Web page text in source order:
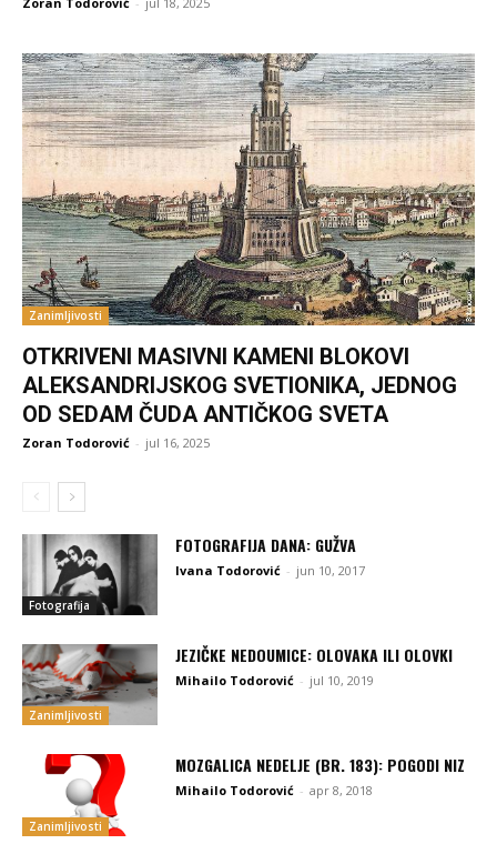
Zanimljivosti
OTKRIVENI MASIVNI KAMENI BLOKOVI
ALEKSANDRIJSKOG SVETIONIKA, JEDNOG
OD SEDAM ČUDA ANTIČKOG SVETA
Zoran Todorović - jul 16, 2025
Fotografija
FOTOGRAFIJA DANA: GUŽVA
Ivana Todorović - jun 10, 2017
Zanimljivosti
JEZIČKE NEDOUMICE: OLOVAKA ILI OLOVKI
Mihailo Todorović - jul 10, 2019
Zanimljivosti
MOZGALICA NEDELJE (BR. 183): POGODI NIZ
Mihailo Todorović - apr 8, 2018